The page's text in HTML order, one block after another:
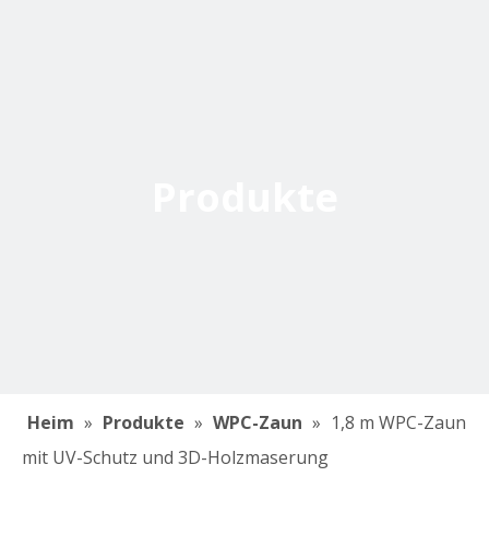
Heim » Produkte » WPC-Zaun » 1,8 m WPC-Zaun
mit UV-Schutz und 3D-Holzmaserung